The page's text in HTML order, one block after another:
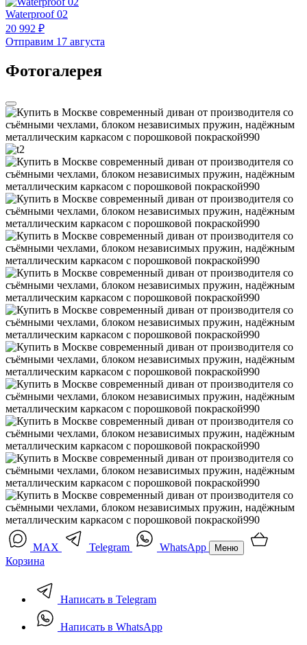
Waterproof 02
20 992 ₽
Отправим 17 августа
Фотогалерея
MAX Telegram WhatsApp Меню
Корзина
Написать в Telegram
Написать в WhatsApp